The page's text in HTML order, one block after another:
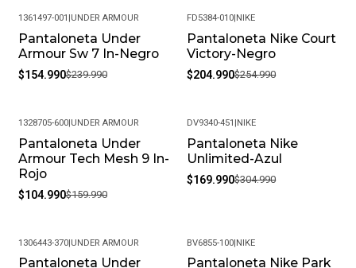
-35%
1361497-001 |UNDER ARMOUR
Pantaloneta Under
Armour Sw 7 In-Negro
$154.990$239.990
-20%
FD5384-010|NIKE
Pantaloneta Nike Court
Victory-Negro
$204.990$254.990
-34%
1328705-600|UNDER ARMOUR
Pantaloneta Under
Armour Tech Mesh 9 In-
Rojo
$104.990$159.990
-44%
DV9340-451 |NIKE
Pantaloneta Nike
Unlimited-Azul
$169.990$304.990
-33%
1306443-370|UNDER ARMOUR
Pantaloneta Under
BV6855-100|NIKE
Pantaloneta Nike Park